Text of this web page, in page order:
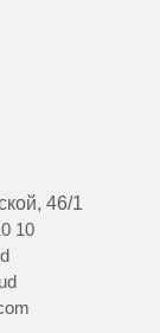
46/1
10